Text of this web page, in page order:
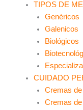
TIPOS DE
Genéricos
Galenicos
Biológicos
CUIDADO
Cremas
Cremas